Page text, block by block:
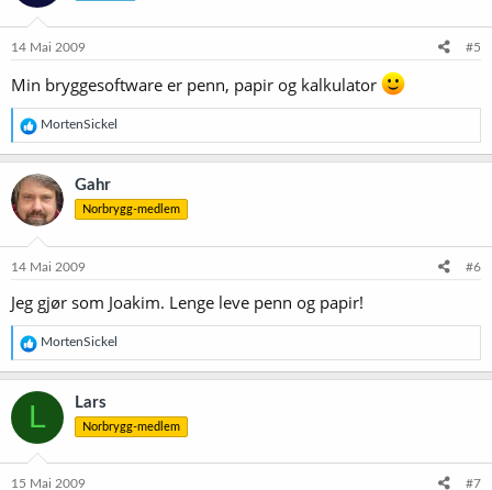
14 Mai 2009 #5
Min bryggesoftware er penn, papir og kalkulator
R
e
a
k
s
j
o
e
:
MortenSickel
Gahr
Norbrygg-medlem
14 Mai 2009 #6
Jeg gjør som Joakim. Lenge leve penn og papir!
R
e
a
k
j
o
e
MortenSickel
L Lars
Norbrygg-medlem
15 Mai 2009 #7